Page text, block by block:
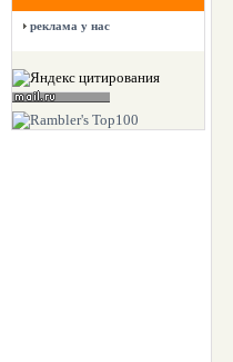
реклама у нас